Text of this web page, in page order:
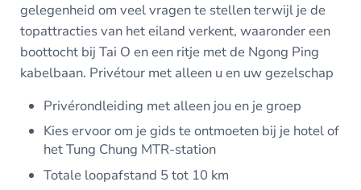
gelegenheid om veel vragen te stellen terwijl je de
topattracties van het eiland verkent, waaronder een
boottocht bij Tai O en een ritje met de Ngong Ping
kabelbaan. Privétour met alleen u en uw gezelschap
Privérondleiding met alleen jou en je groep
Kies ervoor om je gids te ontmoeten bij je hotel of
het Tung Chung MTR-station
Totale loopafstand 5 tot 10 km